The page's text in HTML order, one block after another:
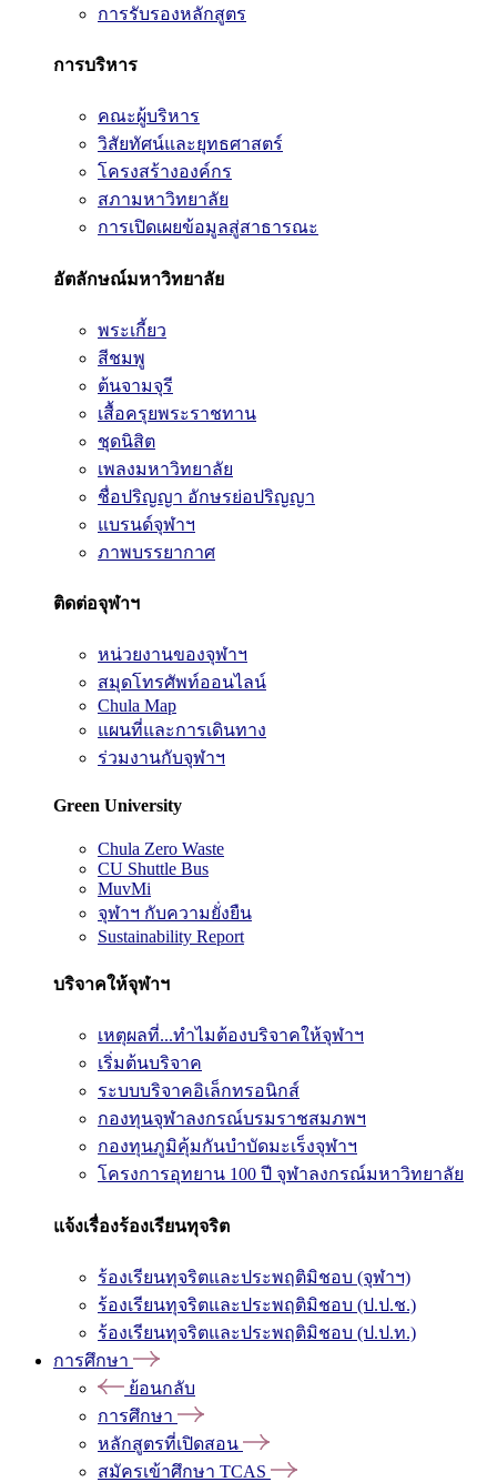
การรับรองหลักสูตร
การบริหาร
คณะผู้บริหาร
วิสัยทัศน์และยุทธศาสตร์
โครงสร้างองค์กร
สภามหาวิทยาลัย
การเปิดเผยข้อมูลสู่สาธารณะ
อัตลักษณ์มหาวิทยาลัย
พระเกี้ยว
สีชมพู
ต้นจามจุรี
เสื้อครุยพระราชทาน
ชุดนิสิต
เพลงมหาวิทยาลัย
ชื่อปริญญา อักษรย่อปริญญา
แบรนด์จุฬาฯ
ภาพบรรยากาศ
ติดต่อจุฬาฯ
หน่วยงานของจุฬาฯ
สมุดโทรศัพท์ออนไลน์
Chula Map
แผนที่และการเดินทาง
ร่วมงานกับจุฬาฯ
Green University
Chula Zero Waste
CU Shuttle Bus
MuvMi
จุฬาฯ กับความยั่งยืน
Sustainability Report
บริจาคให้จุฬาฯ
เหตุผลที่...ทำไมต้องบริจาคให้จุฬาฯ
เริ่มต้นบริจาค
ระบบบริจาคอิเล็กทรอนิกส์
กองทุนจุฬาลงกรณ์บรมราชสมภพฯ
กองทุนภูมิคุ้มกันบำบัดมะเร็งจุฬาฯ
โครงการอุทยาน 100 ปี จุฬาลงกรณ์มหาวิทยาลัย
แจ้งเรื่องร้องเรียนทุจริต
ร้องเรียนทุจริตและประพฤติมิชอบ (จุฬาฯ)
ร้องเรียนทุจริตและประพฤติมิชอบ (ป.ป.ช.)
ร้องเรียนทุจริตและประพฤติมิชอบ (ป.ป.ท.)
การศึกษา
ย้อนกลับ
การศึกษา
หลักสูตรที่เปิดสอน
สมัครเข้าศึกษา TCAS